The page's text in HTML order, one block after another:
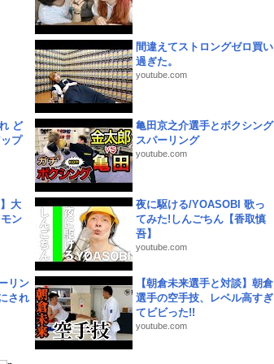
間違えてストロングゼロ買い
過ぎた。
youtube.com
ど
プ
亀田京之介選手とボクシング
スパーリング
youtube.com
大
ン
夜に駆ける/YOASOBI 歌っ
てみた!しんごちん【香取慎
吾】
youtube.com
リン
され
【朝倉未来選手と対談】朝倉
選手の空手技、レベル高すぎ
てビビった!!
youtube.com